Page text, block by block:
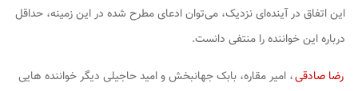
این اتفاق در آینده‌ای نزدیک، می‌توان ادعای مطرح شده در این زمینه، حداقل
درباره این خواننده را منتفی دانست.
رضا صادقی، امیر مقاره، بابک جهانبخش و امید حاجیلی دیگر خواننده هایی